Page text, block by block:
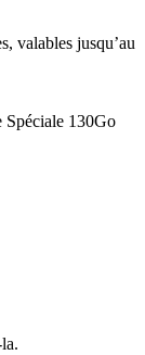
valables jusqu’au
Spéciale 130Go